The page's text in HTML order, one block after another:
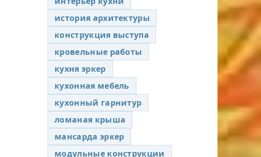
история архитектуры
конструкция выступа
кровельные работы
кухня эркер
кухонная мебель
кухонный гарнитур
ломаная крыша
мансарда эркер
модульные конструкции